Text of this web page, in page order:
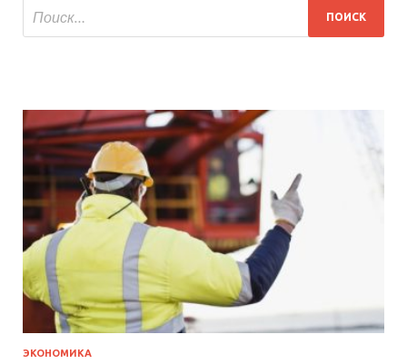
ЭКОНОМИКА